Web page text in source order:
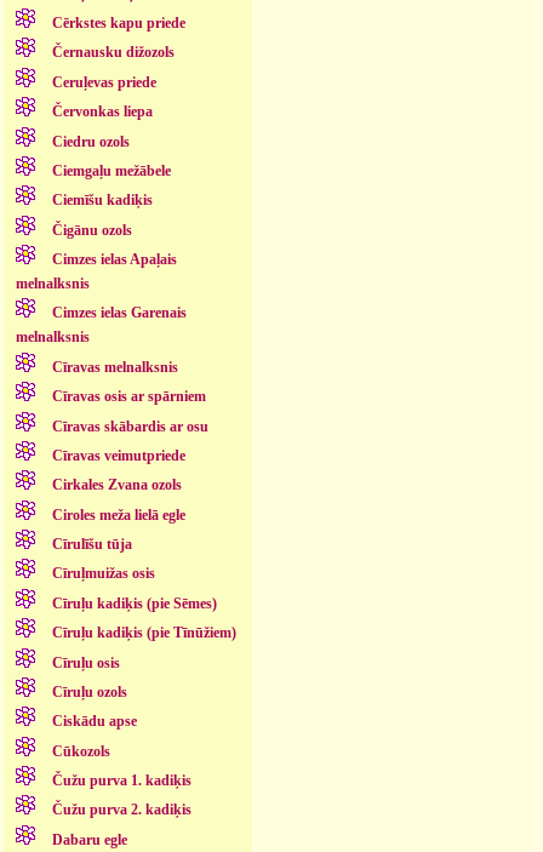
Cērkstes kapu priede
Černausku dižozols
Ceruļevas priede
Červonkas liepa
Ciedru ozols
Ciemgaļu mežābele
Ciemīšu kadiķis
Čigānu ozols
Cimzes ielas Apaļais
melnalksnis
Cimzes ielas Garenais
melnalksnis
Cīravas melnalksnis
Cīravas osis ar spārniem
Cīravas skābardis ar osu
Cīravas veimutpriede
Cirkales Zvana ozols
Ciroles meža lielā egle
Cīrulīšu tūja
Cīruļmuižas osis
Cīruļu kadiķis (pie Sēmes)
Cīruļu kadiķis (pie Tīnūžiem)
Cīruļu osis
Cīruļu ozols
Ciskādu apse
Cūkozols
Čužu purva 1. kadiķis
Čužu purva 2. kadiķis
Dabaru egle